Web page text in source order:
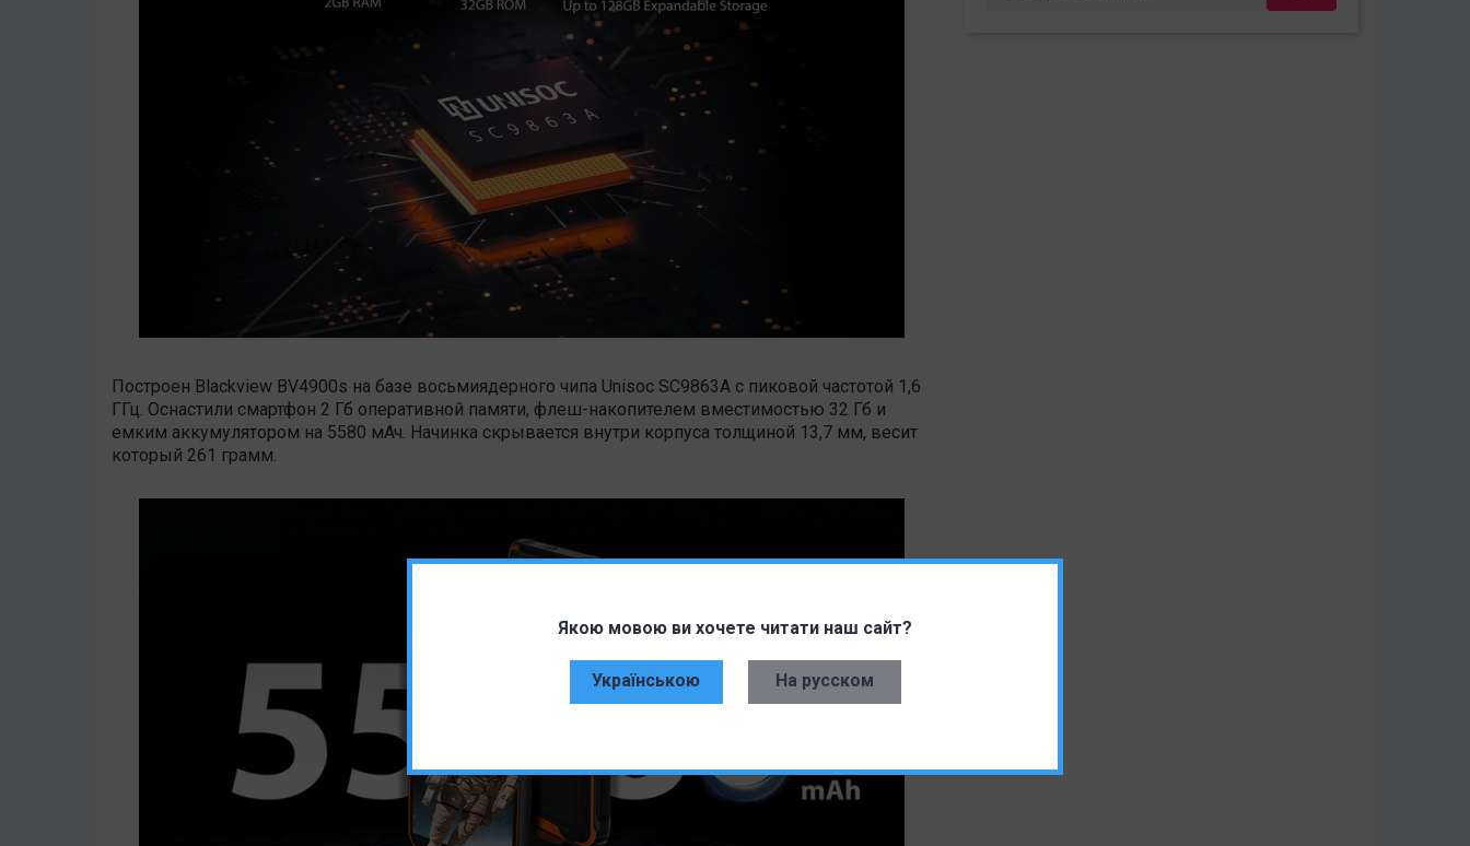
Якою мовою ви хочете читати наш сайт?
Українською На русском
Построен Blackview BV4900s на базе восьмиядерного чипа Unisoc SC9863A с пиковой частотой 1,6
ГГц. Оснастили смартфон 2 Гб оперативной памяти, флеш-накопителем вместимостью 32 Гб и
емким аккумулятором на 5580 мАч. Начинка скрывается внутри корпуса толщиной 13,7 мм, весит
который 261 грамм.